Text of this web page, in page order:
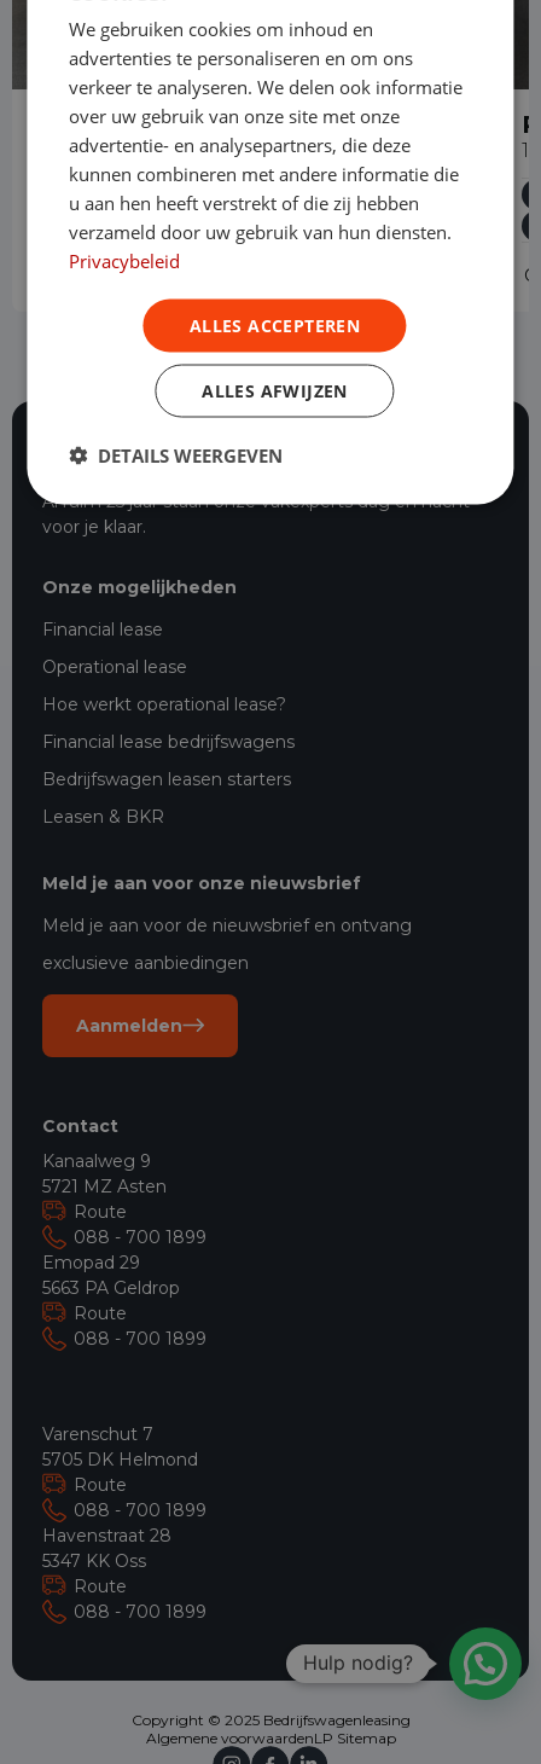
Peugeot e-Expert
Long Premium 75 kWh 3-zits
Automaat 21.569 km
2023
Asten
L3H1
Operational lease
Al ruim 25 jaar staan onze vakexperts dag en nacht
voor je klaar.
Onze mogelijkheden
Financial lease
Operational lease
Hoe werkt operational lease?
Financial lease bedrijfswagens
Bedrijfswagen leasen starters
Leasen & BKR
Meld je aan voor onze nieuwsbrief
Meld je aan voor de nieuwsbrief en ontvang
exclusieve aanbiedingen
Aanmelden
Contact
Kanaalweg 9
5721 MZ Asten
Route
088 - 700 1899
Emopad 29
5663 PA Geldrop
Route
088 - 700 1899
Varenschut 7
5705 DK Helmond
Route
088 - 700 1899
Havenstraat 28
5347 KK Oss
Route
088 - 700 1899
Copyright © 2025 Bedrijfswagenleasing
Algemene voorwaardenLP Sitemap
Hulp nodig?
We gebruiken cookies om inhoud en
advertenties te personaliseren en om ons
verkeer te analyseren. We delen ook informatie
over uw gebruik van onze site met onze
advertentie- en analysepartners, die deze
kunnen combineren met andere informatie die
u aan hen heeft verstrekt of die zij hebben
verzameld door uw gebruik van hun diensten.
Privacybeleid
ALLES ACCEPTEREN
ALLES AFWIJZEN
DETAILS WEERGEVEN